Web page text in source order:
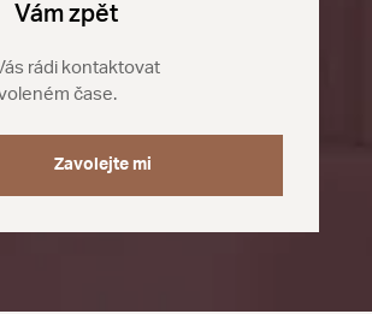
Vám zpět
rádi kontaktovat
čase.
Zavolejte mi